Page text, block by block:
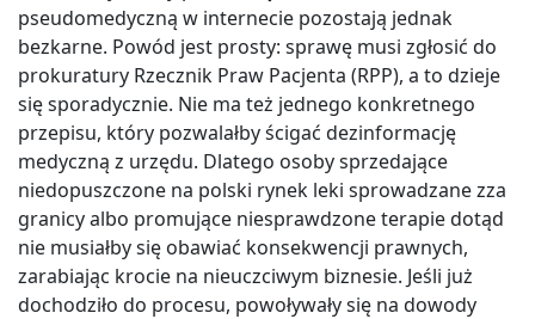
pseudomedyczną w internecie pozostają jednak
bezkarne. Powód jest prosty: sprawę musi zgłosić do
prokuratury Rzecznik Praw Pacjenta (RPP), a to dzieje
się sporadycznie. Nie ma też jednego konkretnego
przepisu, który pozwalałby ścigać dezinformację
medyczną z urzędu. Dlatego osoby sprzedające
niedopuszczone na polski rynek leki sprowadzane zza
granicy albo promujące niesprawdzone terapie dotąd
nie musiałby się obawiać konsekwencji prawnych,
zarabiając krocie na nieuczciwym biznesie. Jeśli już
dochodziło do procesu, powoływały się na dowody